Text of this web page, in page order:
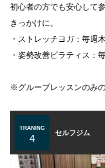
初心者の方でも安心して
きっかけに。
・ストレッチヨガ：毎週
・姿勢改善ピラティス：
※グループレッスンのみ
TRANING
4 セルフジム